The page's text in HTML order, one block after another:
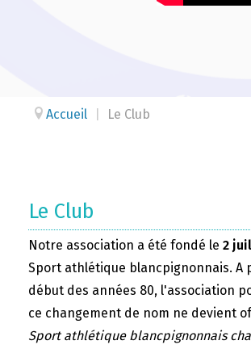
Accueil Le Club
Le Club
Notre association a été fondé le 2
Sport athlétique blancpignonnais. A
début des années 80, l'association
ce changement de nom ne devient
Sport athlétique blancpignonnais